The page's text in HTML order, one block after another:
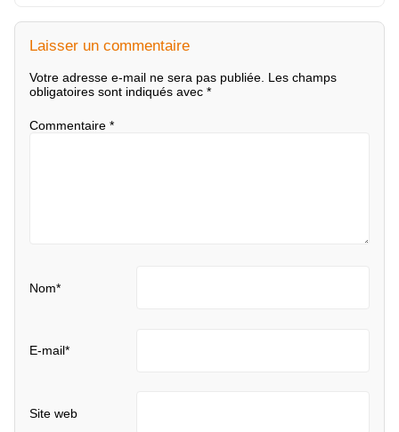
Laisser un commentaire
Votre adresse e-mail ne sera pas publiée. Les champs
obligatoires sont indiqués avec *
Commentaire *
Nom*
E-mail*
Site web